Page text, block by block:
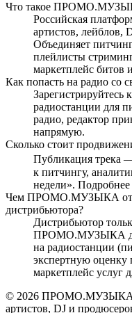
Что такое
Российская
артистов, лейблов,
Объединяет
плейлисты
маркетплейс битов
Как попасть на радио со
Зарегистрируйтесь
радиостанции для
радио, редактор
напрямую.
Сколько стоит
Публикация трека
к питчингу,
недели».
Чем ПРОМО.МУЗЫКА
дистрибьютора?
Дистрибьютор
ПРОМО.МУЗЫКА
на радиостанции
экспертную
маркетплейс услуг
© 2026 ПРОМО.МУЗЫКА.
артистов, DJ и